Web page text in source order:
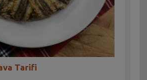
Tarifi